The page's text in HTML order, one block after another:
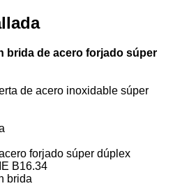
brida de acero forjado súper
de acero inoxidable súper
forjado súper dúplex
B16.34
brida